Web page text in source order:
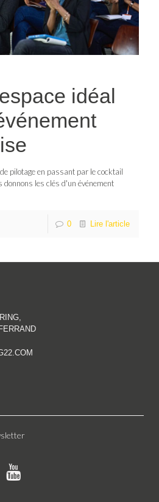
idéal
pilotage en passant par le cocktail
donnons les clés d'un événement
0 Lire l'article